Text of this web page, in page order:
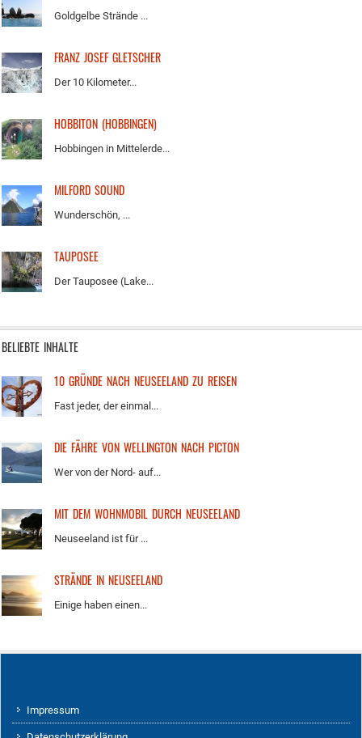
Goldgelbe Strände ...
FRANZ JOSEF GLETSCHER
Der 10 Kilometer...
HOBBITON (HOBBINGEN)
Hobbingen in Mittelerde...
MILFORD SOUND
Wunderschön, ...
TAUPOSEE
Der Tauposee (Lake...
BELIEBTE INHALTE
10 GRÜNDE NACH NEUSEELAND ZU REISEN
Fast jeder, der einmal...
DIE FÄHRE VON WELLINGTON NACH PICTON
Wer von der Nord- auf...
MIT DEM WOHNMOBIL DURCH NEUSEELAND
Neuseeland ist für ...
STRÄNDE IN NEUSEELAND
Einige haben einen...
Impressum